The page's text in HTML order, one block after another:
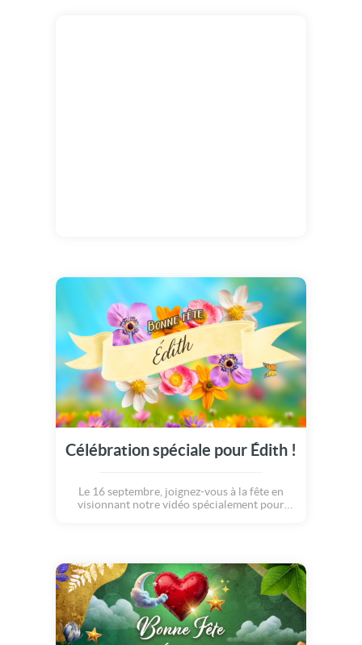
Célébration spéciale pour Édith !
Le 16 septembre, joignez-vous à la fête en
visionnant notre vidéo spécialement pour